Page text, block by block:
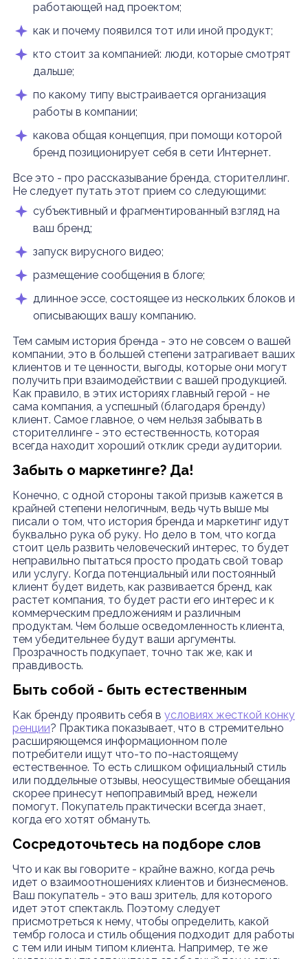
работающей над проектом;
как и почему появился тот или иной продукт;
кто стоит за компанией: люди, которые смотрят
дальше;
по какому типу выстраивается организация
работы в компании;
какова общая концепция, при помощи которой
бренд позиционирует себя в сети Интернет.
Все это - про рассказывание бренда, сторителлинг.
Не следует путать этот прием со следующими:
субъективный и фрагментированный взгляд на
ваш бренд;
запуск вирусного видео;
размещение сообщения в блоге;
длинное эссе, состоящее из нескольких блоков и
описывающих вашу компанию.
Тем самым история бренда - это не совсем о вашей
компании, это в большей степени затрагивает ваших
клиентов и те ценности, выгоды, которые они могут
получить при взаимодействии с вашей продукцией.
Как правило, в этих историях главный герой - не
сама компания, а успешный (благодаря бренду)
клиент. Самое главное, о чем нельзя забывать в
сторителлинге - это естественность, которая
всегда находит хороший отклик среди аудитории.
Забыть о маркетинге? Да!
Конечно, с одной стороны такой призыв кажется в
крайней степени нелогичным, ведь чуть выше мы
писали о том, что история бренда и маркетинг идут
буквально рука об руку. Но дело в том, что когда
стоит цель развить человеческий интерес, то будет
неправильно пытаться просто продать свой товар
или услугу. Когда потенциальный или постоянный
клиент будет видеть, как развивается бренд, как
растет компания, то будет расти его интерес и к
коммерческим предложениям и различным
продуктам. Чем больше осведомленность клиента,
тем убедительнее будут ваши аргументы.
Прозрачность подкупает, точно так же, как и
правдивость.
Быть собой - быть естественным
Как бренду проявить себя в условиях жесткой конку
ренции? Практика показывает, что в стремительно
расширяющемся информационном поле
потребители ищут что-то по-настоящему
естественное. То есть слишком официальный стиль
или поддельные отзывы, неосуществимые обещания
скорее принесут непоправимый вред, нежели
помогут. Покупатель практически всегда знает,
когда его хотят обмануть.
Сосредоточьтесь на подборе слов
Что и как вы говорите - крайне важно, когда речь
идет о взаимоотношениях клиентов и бизнесменов.
Ваш покупатель - это ваш зритель, для которого
идет этот спектакль. Поэтому следует
присмотреться к нему, чтобы определить, какой
тембр голоса и стиль общения подходит для работы
с тем или иным типом клиента. Например, те же